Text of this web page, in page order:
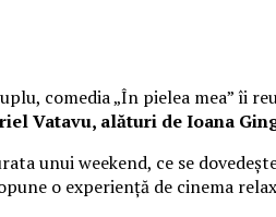
comedia „În pielea mea” îi
Vatavu, alături de Ioana
unui weekend, ce se
o experiență de cinema